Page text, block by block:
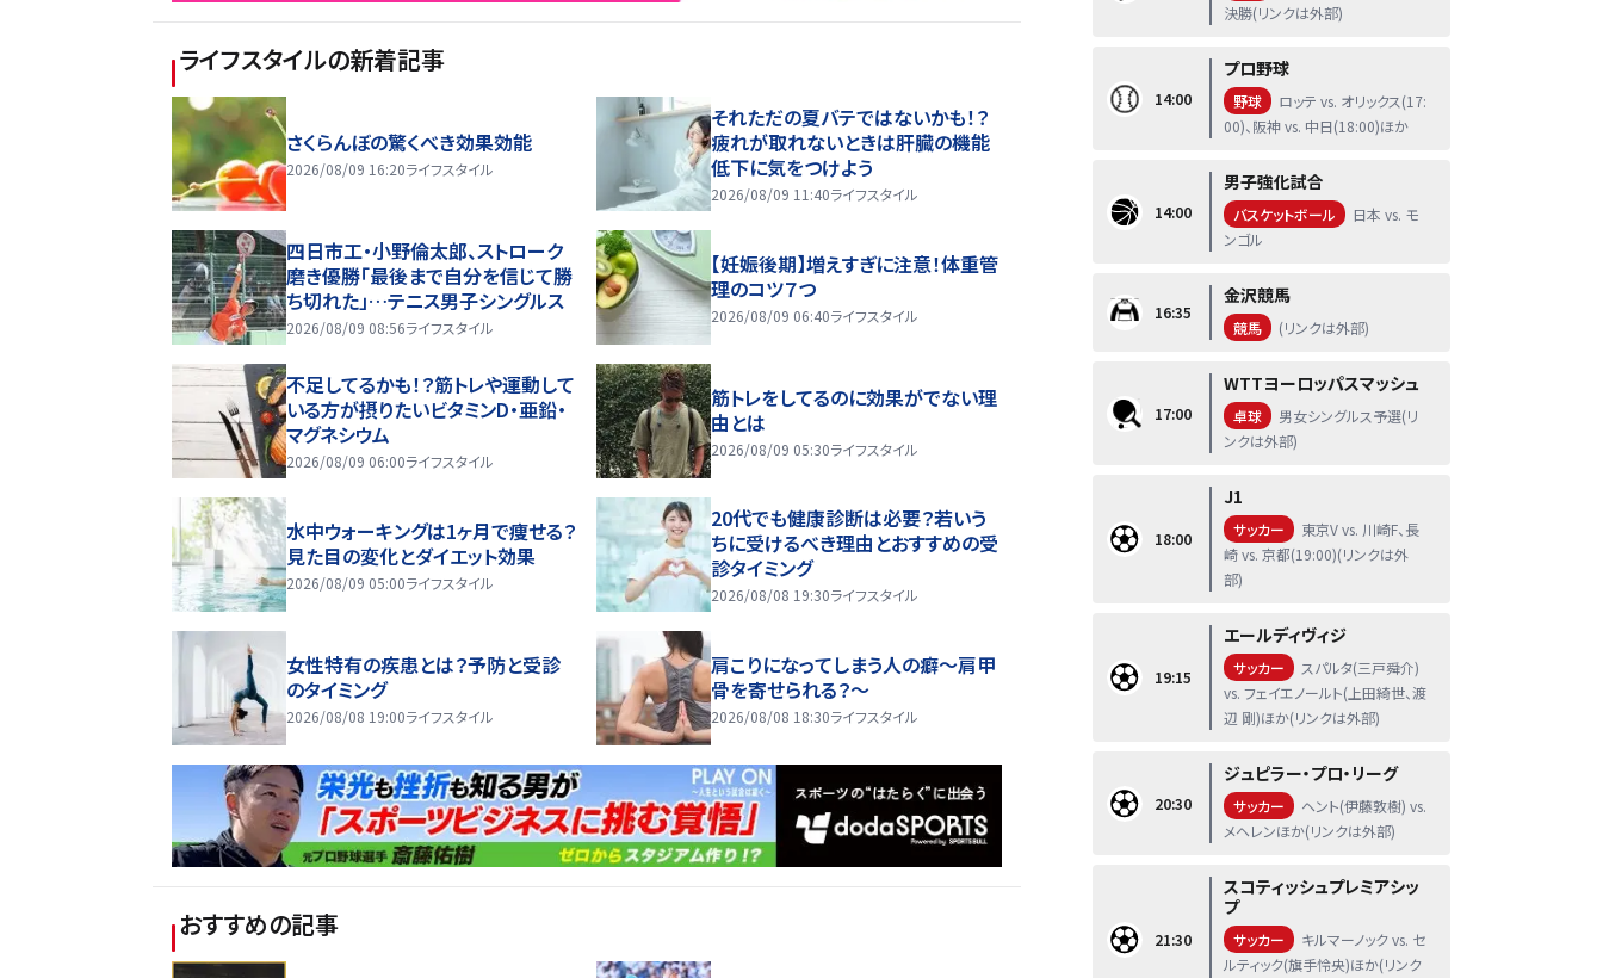
ライフスタイルの新着記事
さくらんぼの驚くべき効果効能
2026/08/09 16:20ライフスタイル
それただの夏バテではないかも！？
疲れが取れないときは肝臓の機能
低下に気をつけよう
2026/08/09 11:40ライフスタイル
四日市工・小野倫太郎、ストローク
磨き優勝「最後まで自分を信じて勝
ち切れた」…テニス男子シングルス
2026/08/09 08:56ライフスタイル
【妊娠後期】増えすぎに注意！体重管
理のコツ７つ
2026/08/09 06:40ライフスタイル
不足してるかも！？筋トレや運動して
いる方が摂りたいビタミンD・亜鉛・
マグネシウム
2026/08/09 06:00ライフスタイル
筋トレをしてるのに効果がでない理
由とは
2026/08/09 05:30ライフスタイル
水中ウォーキングは1ヶ月で痩せる？
見た目の変化とダイエット効果
2026/08/09 05:00ライフスタイル
20代でも健康診断は必要？若いう
ちに受けるべき理由とおすすめの受
診タイミング
2026/08/08 19:30ライフスタイル
女性特有の疾患とは？予防と受診
のタイミング
2026/08/08 19:00ライフスタイル
肩こりになってしまう人の癖～肩甲
骨を寄せられる？～
2026/08/08 18:30ライフスタイル
おすすめの記事
決勝(リンクは外部)
14:00
プロ野球
野球
ロッテ vs. オリックス(17:
00)、阪神 vs. 中日(18:00)ほか
14:00
男子強化試合
バスケットボール
日本 vs. モ
ンゴル
16:35
金沢競馬
競馬 (リンクは外部)
17:00
WTTヨーロッパスマッシュ
卓球
男女シングルス予選(リ
ンクは外部)
18:00
J1
サッカー
東京V vs. 川崎F、長
崎 vs. 京都(19:00)(リンクは外
部)
19:15
エールディヴィジ
サッカー
スパルタ(三戸舜介)
vs. フェイエノールト(上田綺世、渡
辺 剛)ほか(リンクは外部)
20:30
ジュピラー・プロ・リーグ
サッカー
ヘント(伊藤敦樹) vs.
メヘレンほか(リンクは外部)
21:30
スコティッシュプレミアシッ
プ
サッカー
キルマーノック vs. セ
ルティック(旗手怜央)ほか(リンク